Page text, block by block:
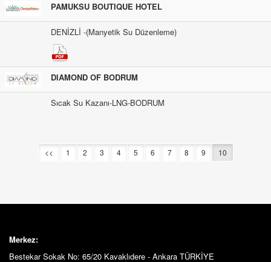
PAMUKSU BOUTIQUE HOTEL
DENİZLİ -(Manyetik Su Düzenleme)
DIAMOND OF BODRUM
Sıcak Su Kazanı-LNG-BODRUM
<< 1 2 3 4 5 6 7 8 9 10
Merkez:
Bestekar Sokak No: 65/20 Kavaklıdere - Ankara TÜRKİYE